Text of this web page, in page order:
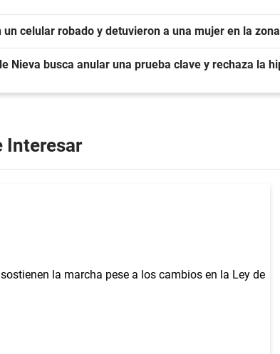
un celular robado y detuvieron a una mujer en la
Nieva busca anular una prueba clave y rechaza la
Interesar